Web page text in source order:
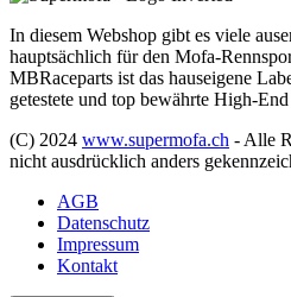
In diesem Webshop gibt es viele
hauptsächlich für den Mofa-
MBRaceparts ist das hauseigene
getestete und top bewährte High-
(C) 2024 www.supermofa.ch - Alle
nicht ausdrücklich anders
AGB
Datenschutz
Impressum
Kontakt